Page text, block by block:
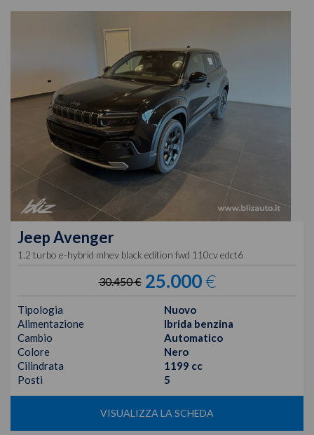
JeepAvenger
1.2 turbo e-hybrid mhev black edition fwd 110cv edct6
30.450 € 25.000€
Tipologia
Nuovo
Alimentazione
Ibrida benzina
Cambio
Automatico
Colore
Nero
Cilindrata
1199 cc
Posti
5
VISUALIZZA LA SCHEDA